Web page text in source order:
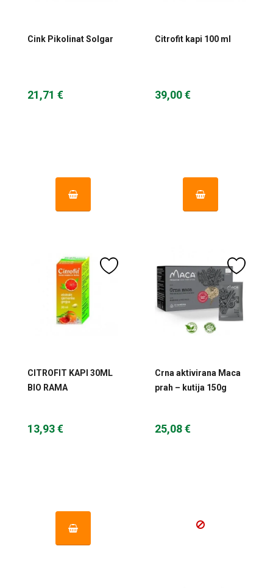
Cink Pikolinat Solgar
21,71 €
Citrofit kapi 100 ml
39,00 €
CITROFIT KAPI 30ML
BIO RAMA
13,93 €
Crna aktivirana Maca
prah – kutija 150g
25,08 €